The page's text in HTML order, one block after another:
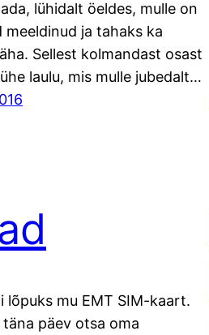
lühidalt öeldes, mulle on
meeldinud ja tahaks ka
Sellest kolmandast osast
laulu, mis mulle jubedalt…
lõpuks mu EMT SIM-kaart.
täna päev otsa oma